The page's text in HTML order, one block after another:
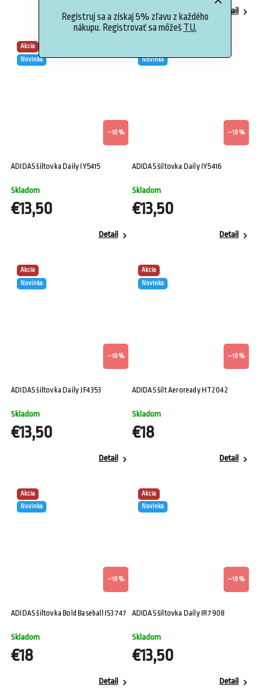
Registruj sa a získaj 5% zľavu z každého
nákupu. Registrovať sa môžeš TU.
Detail
Akcia
Novinka
–10 %
ADIDAS šiltovka Daily IY5415
Skladom
€13,50
Detail
Novinka
–10 %
ADIDAS šiltovka Daily IY5416
Skladom
€13,50
Detail
Akcia
Novinka
–10 %
ADIDAS šiltovka Daily JF4353
Skladom
€13,50
Detail
Akcia
Novinka
–10 %
ADIDAS šilt Aeroready HT2042
Skladom
€18
Detail
Akcia
Novinka
–10 %
ADIDAS šiltovka Bold Baseball IS3747
Skladom
€18
Detail
Akcia
Novinka
–10 %
ADIDAS šiltovka Daily IR7908
Skladom
€13,50
Detail